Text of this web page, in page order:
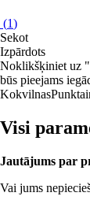
(1)
Sekot
Izpārdots
Noklikšķiniet uz
būs pieejams
Kokvilnas
Visi
Jautājums par
Vai jums